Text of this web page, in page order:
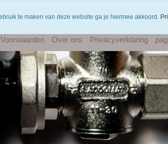
Over ons Privacyverklaring
te maken van deze website ga je hiermee akkoord.